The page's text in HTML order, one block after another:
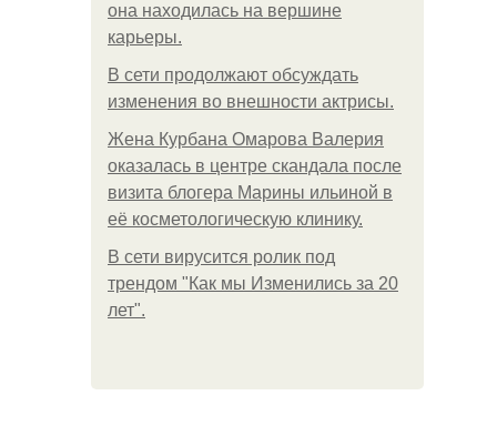
она находилась на вершине
карьеры.
В сети продолжают обсуждать
изменения во внешности актрисы.
Жена Курбана Омарова Валерия
оказалась в центре скандала после
визита блогера Марины ильиной в
её косметологическую клинику.
В сети вирусится ролик под
трендом "Как мы Изменились за 20
лет".